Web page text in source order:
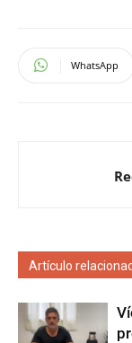
WhatsApp
Artículo